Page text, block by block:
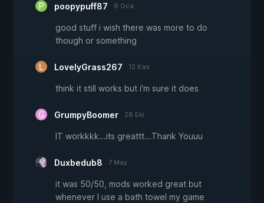
poopypuff87 6 Oca
good stuff i wish there was more to do
though or something
LovelyGrass267 12 Kas
think it still works but i'm sure it does
GrumpyBoomer 28 Eki
IT workkkk...its greattt...Thank Youuu
Duxbedub8 7 May
it was 50/50, mods worked great but
whenever I use a bath towel my game